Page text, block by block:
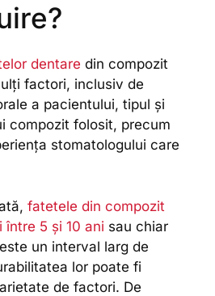
dentare din compozit
factori, inclusiv de
a pacientului, tipul și
compozit folosit, precum
stomatologului care
fatetele din compozit
între 5 și 10 ani sau chiar
un interval larg de
lor poate fi
de factori. De